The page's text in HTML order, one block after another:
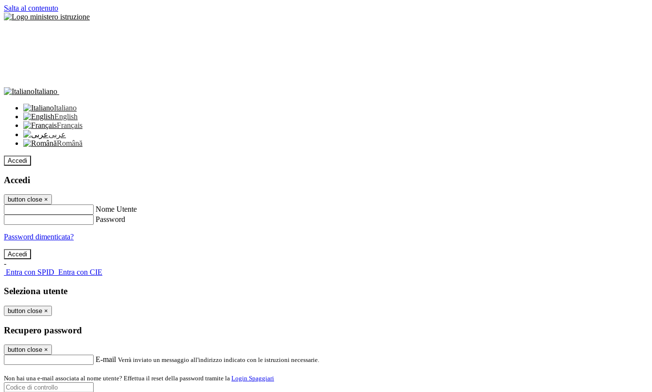
Salta al contenuto
Italiano
Italiano
English
Français
عربى
Română
Accedi
Accedi
button close ×
Nome Utente
Password
Password dimenticata?
-
Entra con SPID Entra con CIE
Seleziona utente
button close ×
Recupero password
button close ×
E-mail Verrà inviato un messaggio all'indirizzo indicato con le istruzioni necessarie.
Non hai una e-mail associata al nome utente? Effettua il reset della password tramite la Login Spaggiari